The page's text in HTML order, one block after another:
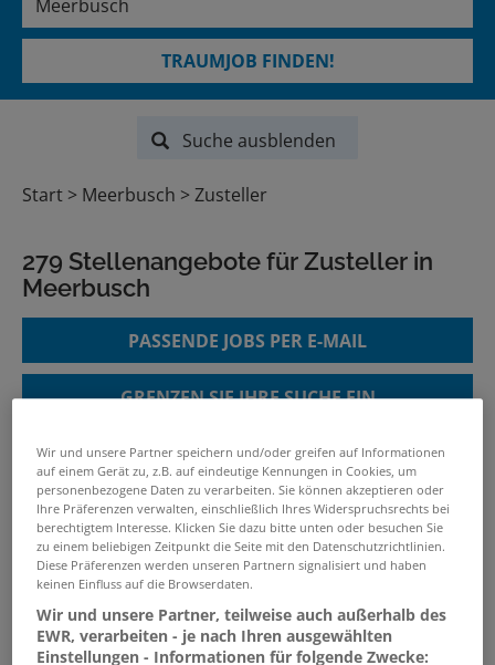
TRAUMJOB FINDEN!
Suche ausblenden
Start Meerbusch Zusteller
279 Stellenangebote für Zusteller in
Meerbusch
PASSENDE JOBS PER E-MAIL
GRENZEN SIE IHRE SUCHE EIN
Paketzusteller (m/w/d)
25.07.2026 /Deutsche Post AG/ Essen
Paketzusteller (m/w/d)
25.07.2026 /Deutsche Post AG/ Essen
Wir und unsere Partner speichern und/oder greifen auf Informationen
auf einem Gerät zu, z.B. auf eindeutige Kennungen in Cookies, um
personenbezogene Daten zu verarbeiten. Sie können akzeptieren oder
Ihre Präferenzen verwalten, einschließlich Ihres Widerspruchsrechts bei
berechtigtem Interesse. Klicken Sie dazu bitte unten oder besuchen Sie
zu einem beliebigen Zeitpunkt die Seite mit den Datenschutzrichtlinien.
Diese Präferenzen werden unseren Partnern signalisiert und haben
keinen Einfluss auf die Browserdaten.
Wir und unsere Partner, teilweise auch außerhalb des
EWR, verarbeiten - je nach Ihren ausgewählten
Einstellungen - Informationen für folgende Zwecke: